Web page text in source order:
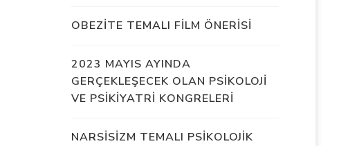
OBEZİTE TEMALI FİLM ÖNERİSİ
2023 MAYIS AYINDA
GERÇEKLEŞECEK OLAN PSİKOLOJİ
VE PSİKİYATRİ KONGRELERİ
NARSİSİZM TEMALI PSİKOLOJİK